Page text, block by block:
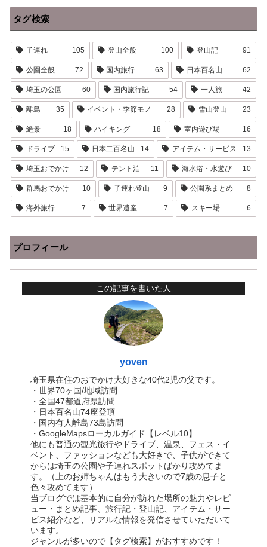
タグ検索
子連れ 105 登山全般 100 登山記 91
公園全般 72 国内旅行 63 日本百名山 62
埼玉の公園 60 国内旅行記 54 一人旅 42
離島 35 イベント・季節モノ 28 雪山登山 23
絶景 18 ハイキング 18 室内遊び場 16
ドライブ 15 日本二百名山 14 アイテム・サービス 13
埼玉おでかけ 12 テント泊 11 海水浴・水遊び 10
群馬おでかけ 10 子連れ登山 9 公園系まとめ 8
海外旅行 7 世界遺産 7 スキー場 6
プロフィール
この記事を書いた人
yoven
埼玉県在住のおでかけ大好きな40代2児の父です。
・世界70ヶ国/地域訪問
・全国47都道府県訪問
・日本百名山74座登頂
・国内有人離島73島訪問
・GoogleMapsローカルガイド【レベル10】
他にも普通の観光旅行やドライブ、温泉、フェス・イ
ベント、ファッションなども大好きで、子供ができて
からは埼玉の公園や子連れスポットばかり攻めてま
す。（上のお姉ちゃんはもう大きいので7歳の息子と
色々攻めてます）
当ブログでは基本的に自分が訪れた場所の魅力やレビ
ュー・まとめ記事、旅行記・登山記、アイテム・サー
ビス紹介など、リアルな情報を発信させていただいて
います。
ジャンルが多いので【タグ検索】がおすすめです！